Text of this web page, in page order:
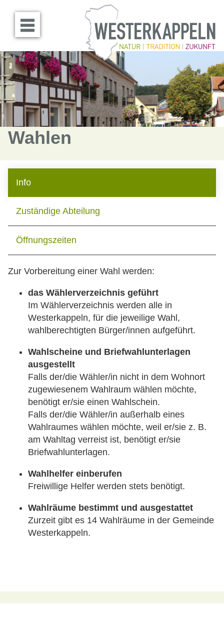
Menü öffnen
Wahlen
Info
Zuständige Abteilung
Öffnungszeiten
Zur Vorbereitung einer Wahl werden:
das Wählerverzeichnis geführt
Im Wählerverzeichnis werden alle in
Westerkappeln, für die jeweilige Wahl,
wahlberechtigten Bürger/innen aufgeführt.
Wahlscheine und Briefwahlunterlagen
ausgestellt
Falls der/die Wähler/in nicht in dem Wohnort
zugewiesenem Wahlraum wählen möchte,
benötigt er/sie einen Wahlschein.
Falls der/die Wähler/in außerhalb eines
Wahlraumes wählen möchte, weil er/sie z. B.
am Wahltag verreist ist, benötigt er/sie
Briefwahlunterlagen.
Wahlhelfer einberufen
Freiwillige Helfer werden stets benötigt.
Wahlräume bestimmt und ausgestattet
Zurzeit gibt es 14 Wahlräume in der Gemeinde
Westerkappeln.